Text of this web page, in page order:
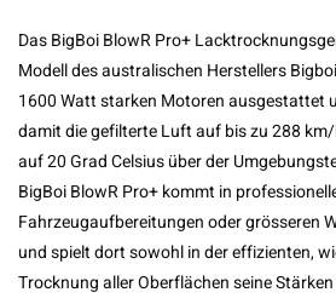
Das BigBoi BlowR Pro+
Modell des australischen Herstellers
1600 Watt starken Motoren ausgestattet
damit die gefilterte Luft auf bis zu 288
auf 20 Grad Celsius über der
BigBoi BlowR Pro+ kommt in
Fahrzeugaufbereitungen oder grösseren
und spielt dort sowohl in der effizienten,
Trocknung aller Oberflächen seine